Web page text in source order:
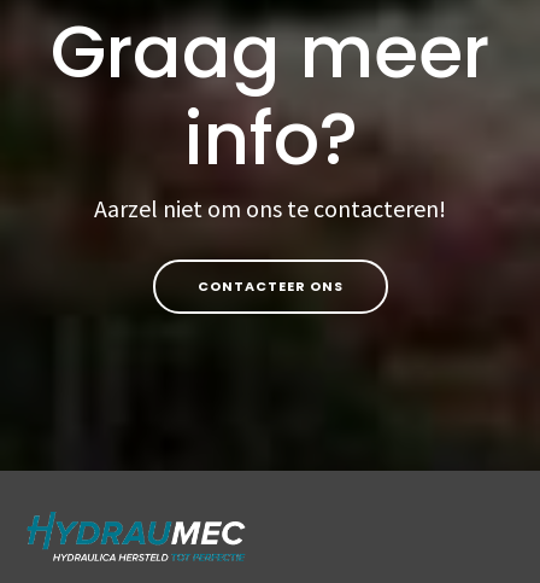
Graag meer
info?
Aarzel niet om ons te contacteren!
CONTACTEER ONS